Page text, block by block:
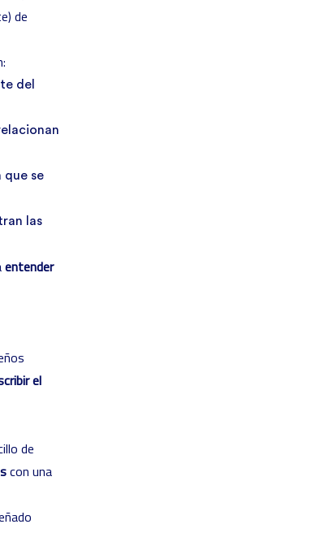
de
del
que se
las
entender
el
de
con una